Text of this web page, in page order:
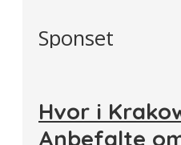
Sponset
Hvor i
Anbefalte